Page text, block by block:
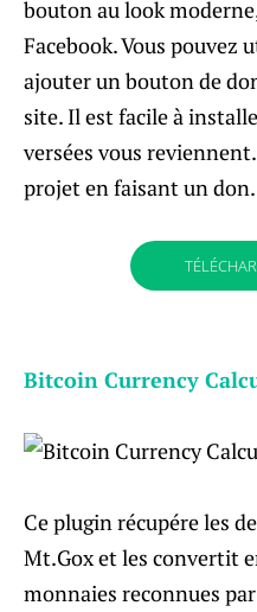
bouton au look
Facebook. Vous pouvez
ajouter un bouton de
site. Il est facile à
versées vous
projet en faisant un don.
Bitcoin Currency
Ce plugin récupére les
Mt.Gox et les convertit
monnaies reconnues